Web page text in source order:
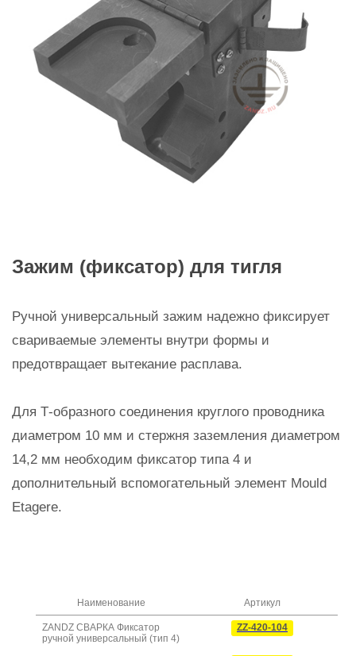
Зажим (фиксатор) для тигля
Ручной универсальный зажим надежно фиксирует
свариваемые элементы внутри формы и
предотвращает вытекание расплава.
Для Т-образного соединения круглого проводника
диаметром 10 мм и стержня заземления диаметром
14,2 мм необходим фиксатор типа 4 и
дополнительный вспомогательный элемент Mould
Etagere.
Наименование Артикул
ZANDZ СВАРКА Фиксатор
ручной универсальный (тип 4)
ZZ-420-104